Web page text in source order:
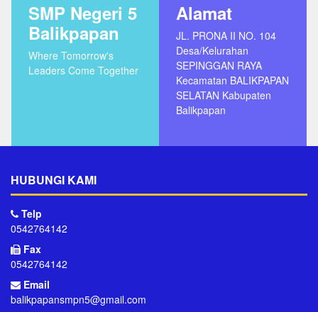
SMP Negeri 5
Balikpapan
Where Tomorrow's
Leaders Come Together
Alamat
JL. PRONA II NO. 104
Desa/Kelurahan
SEPINGGAN RAYA
Kecamatan BALIKPAPAN
SELATAN Kabupaten
Balikpapan
HUBUNGI KAMI
Telp
0542764142
Fax
0542764142
Email
balikpapansmpn5@gmail.com